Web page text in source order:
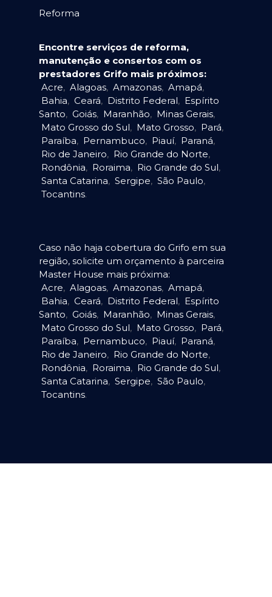
Reforma
Encontre serviços de reforma,
manutenção e consertos com os
prestadores Grifo mais próximos:
Acre, Alagoas, Amazonas, Amapá,
Bahia, Ceará, Distrito Federal, Espírito
Santo, Goiás, Maranhão, Minas Gerais,
Mato Grosso do Sul, Mato Grosso, Pará,
Paraíba, Pernambuco, Piauí, Paraná,
Rio de Janeiro, Rio Grande do Norte,
Rondônia, Roraima, Rio Grande do Sul,
Santa Catarina, Sergipe, São Paulo,
Tocantins.
Caso não haja cobertura do Grifo em sua
região, solicite um orçamento à parceira
Master House mais próxima:
Acre, Alagoas, Amazonas, Amapá,
Bahia, Ceará, Distrito Federal, Espírito
Santo, Goiás, Maranhão, Minas Gerais,
Mato Grosso do Sul, Mato Grosso, Pará,
Paraíba, Pernambuco, Piauí, Paraná,
Rio de Janeiro, Rio Grande do Norte,
Rondônia, Roraima, Rio Grande do Sul,
Santa Catarina, Sergipe, São Paulo,
Tocantins.